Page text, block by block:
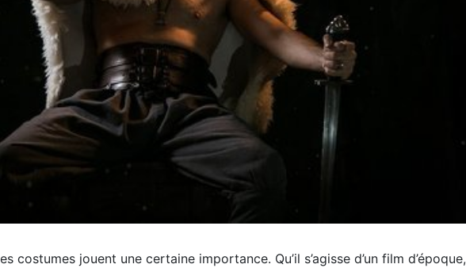
costumes jouent une certaine importance. Qu’il s’agisse d’un film d’époque,